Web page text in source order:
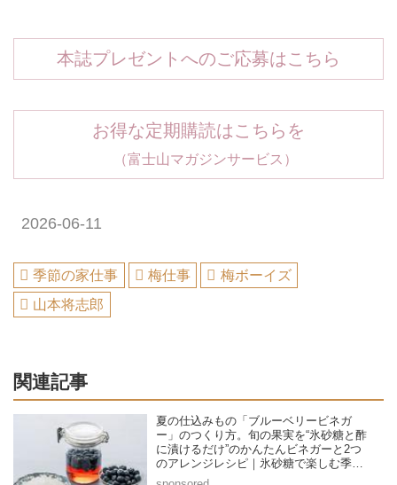
本誌プレゼントへのご応募はこちら
お得な定期購読はこちらを
（富士山マガジンサービス）
2026-06-11
季節の家仕事 梅仕事
梅ボーイズ
山本将志郎
関連記事
夏の仕込みもの「ブルーベリービネガ
ー」のつくり方。旬の果実を“氷砂糖と酢
に漬けるだけ”のかんたんビネガーと2つ
のアレンジレシピ｜氷砂糖で楽しむ季節
の家仕事／榎本美沙さん